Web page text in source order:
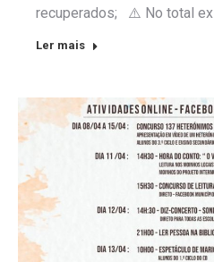
recuperados; ⚠️ No total
Ler mais